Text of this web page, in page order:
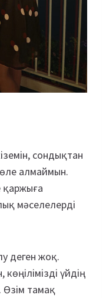
сондықтан
алмаймын.
қаржыға
мәселелерді
деген жоқ.
үйдің
Өзім тамақ